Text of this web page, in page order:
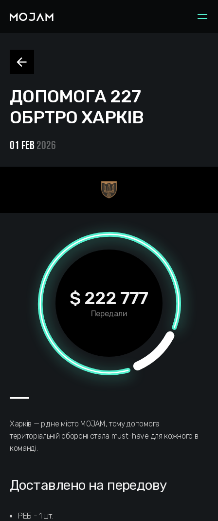
ДОПОМОГА 227
ОБРТРО ХАРКІВ
01 Feb2026
Харків — рідне місто MOJAM, тому допомога
територіальній обороні стала must-have для кожного в
команді.
Доставлено на передову
РЕБ - 1 шт.
$ 222 777
Передали